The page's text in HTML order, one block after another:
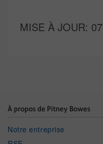
MISE À JOUR:
À propos de Pitney Bowes
Notre entreprise